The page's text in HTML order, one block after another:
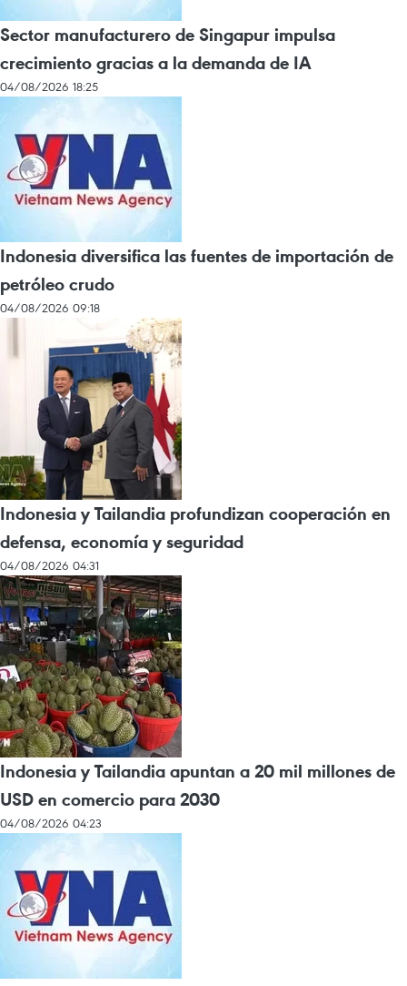
Sector manufacturero de Singapur impulsa
crecimiento gracias a la demanda de IA
04/08/2026 18:25
Indonesia diversifica las fuentes de importación de
petróleo crudo
04/08/2026 09:18
Indonesia y Tailandia profundizan cooperación en
defensa, economía y seguridad
04/08/2026 04:31
Indonesia y Tailandia apuntan a 20 mil millones de
USD en comercio para 2030
04/08/2026 04:23